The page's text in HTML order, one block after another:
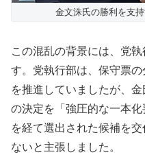
金文洙氏の勝利を支
この混乱の背景には、党
す。党執行部は、保守票
を推進していましたが、
の決定を「強圧的な一本
を経て選出された候補を
ないと主張しました。